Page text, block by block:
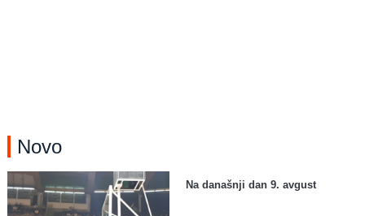
Novo
Na današnji dan 9. avgust